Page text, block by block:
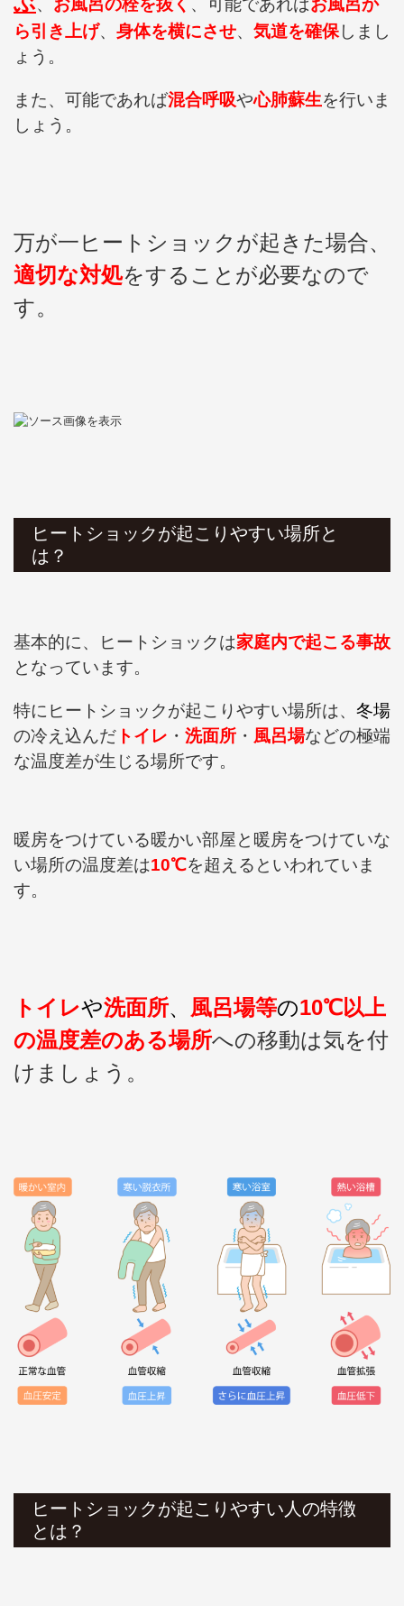
、 お風呂の栓を抜く 、可能であればお風呂か
ら引き上げ、 身体を横にさせ、 気道を確保しまし
ょう。
また、可能であれば混合呼吸や心肺蘇生を行いま
しょう。
万が一ヒートショックが起きた場合、
適切な対処をすることが必要なので
す。
ヒートショックが起こりやすい場所と
は？
基本的に、ヒートショックは家庭内で起こる事故
となっています。
特にヒートショックが起こりやすい場所は、 冬場
の冷え込んだ トイレ ・ 洗面所 ・ 風呂場などの極端
な温度差が生じる場所です。
暖房をつけている暖かい部屋と暖房をつけていな
い場所の温度差は10℃を超えるといわれていま
す。
トイレや洗面所、 風呂場等の10℃以上
の温度差のある場所への移動は気を付
けましょう。
ヒートショックが起こりやすい人の特徴
とは？